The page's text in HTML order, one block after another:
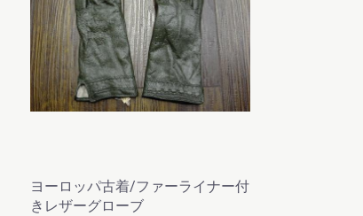
ヨーロッパ古着/ファーライナー付
きレザーグローブ